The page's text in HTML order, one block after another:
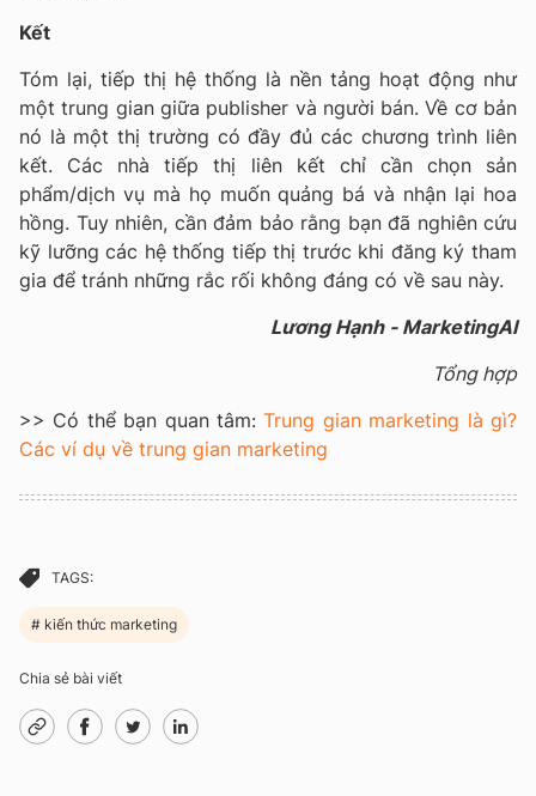
Kết
Tóm lại, tiếp thị hệ thống là nền tảng hoạt động như
một trung gian giữa publisher và người bán. Về cơ bản
nó là một thị trường có đầy đủ các chương trình liên
kết. Các nhà tiếp thị liên kết chỉ cần chọn sản
phẩm/dịch vụ mà họ muốn quảng bá và nhận lại hoa
hồng. Tuy nhiên, cần đảm bảo rằng bạn đã nghiên cứu
kỹ lưỡng các hệ thống tiếp thị trước khi đăng ký tham
gia để tránh những rắc rối không đáng có về sau này.
Lương Hạnh - MarketingAI
Tổng hợp
>> Có thể bạn quan tâm:Trung gian marketing là gì?
Các ví dụ về trung gian marketing
TAGS:
kiến thức marketing
Chia sẻ bài viết